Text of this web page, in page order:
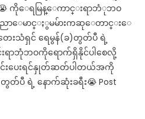
း😭 ကိုေရမြန္ေကာင္းရာဘံုဘဝ
ာေမာင္ႏွမမ်ားကဆုေတာင္းေ
ေးသံရှင် ရေမွန်(ခ)တွတ်ပီ ရဲ့
းရာဘုံဘဝကိုရောက်ရှိနိုင်ပါစေလို့
င်းပေးရင်နှုတ်ဆတ်ပါတယ်အကို
ပီ ရဲ့ နောက်ဆုံးခရီး😭 Post